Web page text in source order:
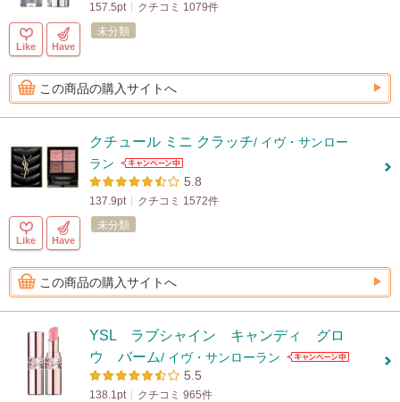
157.5pt クチコミ 1079件
Like Have
未分類
この商品の購入サイトへ
クチュール ミニ クラッチ/ イヴ・サンロー
ラン
5.8
137.9pt クチコミ 1572件
Like Have
未分類
この商品の購入サイトへ
YSL ラブシャイン キャンディ グロ
ウ バーム/ イヴ・サンローラン
5.5
138.1pt クチコミ 965件